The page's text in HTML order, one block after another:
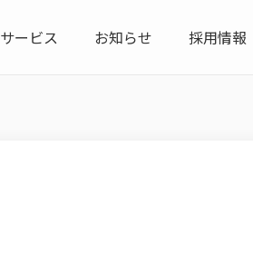
サービス お知らせ 採用情報